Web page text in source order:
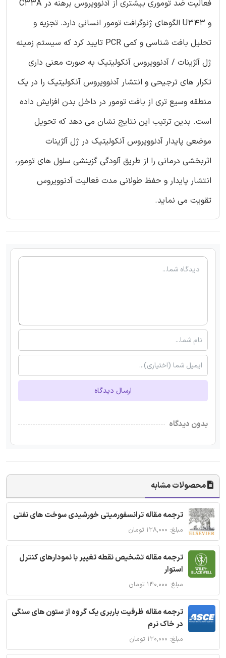
فعالیت ضد توموری بیشتری از آدنوویروس برهنه در C33A
و U343 الگوهای ژنوگرافت تومور انسانی دارد. تجزیه و
تحلیل بافت شناسی و کمی PCR تایید کرد که سیستم زمینه
ژل آلژینات / آدنوویروس آنکولیتیک به صورت معنی داری
تکرار های ترجیحی و انتشار آدنوویروس آنکولیتیک را در یک
منطقه وسیع تری از بافت تومور در داخل بدن افزایش داده
است. بدین ترتیب این نتایج نشان می دهد که تحویل
موضعی پایدار آدنوویروس آنکولیتیک در ژل آلژینات
اثربخشی درمانی را از طریق آلودگی گزینشی سلول های تومور،
انتشار پایدار و حفظ طولانی مدت فعالیت آدنوویروس
تقویت می نماید.
ارسال دیدگاه
بدون دیدگاه
محصولات مشابه
ترجمه مقاله ترانسفورمیتی خورشیدی سوخت های نفتی
مبلغ: ۱۲۸,۰۰۰ تومان
ترجمه مقاله تشخیص نقطه تغییر با نمودارهای کنترل
استوار
مبلغ: ۱۴۰,۰۰۰ تومان
ترجمه مقاله ظرفیت باربری یک گروه از ستون های سنگی
در خاک نرم
مبلغ: ۱۲۰,۰۰۰ تومان